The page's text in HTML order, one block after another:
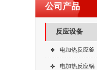
公司产品
反应设备
电加热反应釜
电加热反应锅